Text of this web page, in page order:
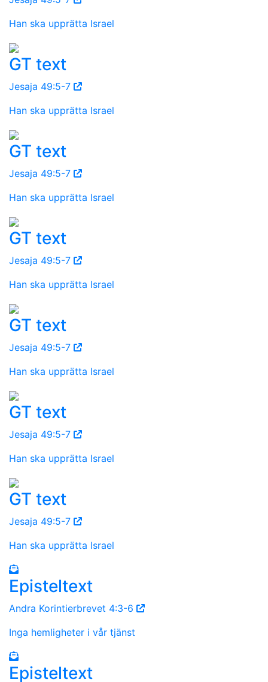
Han ska upprätta Israel
GT text
Jesaja 49:5-7
Han ska upprätta Israel
GT text
Jesaja 49:5-7
Han ska upprätta Israel
GT text
Jesaja 49:5-7
Han ska upprätta Israel
GT text
Jesaja 49:5-7
Han ska upprätta Israel
GT text
Jesaja 49:5-7
Han ska upprätta Israel
GT text
Jesaja 49:5-7
Han ska upprätta Israel
Episteltext
Andra Korintierbrevet 4:3-6
Inga hemligheter i vår tjänst
Episteltext